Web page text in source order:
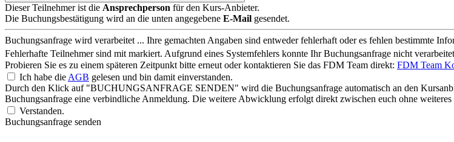
Dieser Teilnehmer ist die Ansprechperson für den Kurs-Anbieter.
Die Buchungsbestätigung wird an die unten angegebene E-Mail gesendet.
Buchungsanfrage wird verarbeitet ... Ihre gemachten Angaben sind entweder fehlerhaft oder es fehlen bestimmte
Fehlerhafte Teilnehmer sind mit markiert. Aufgrund eines Systemfehlers konnte Ihr Buchungsanfrage nicht
Probieren Sie es zu einem späteren Zeitpunkt bitte erneut oder kontaktieren Sie das FDM Team direkt: FDM Team
Ich habe die AGB gelesen und bin damit einverstanden.
Durch den Klick auf "BUCHUNGSANFRAGE SENDEN" wird die Buchungsanfrage automatisch an den
Buchungsanfrage eine verbindliche Anmeldung. Die weitere Abwicklung erfolgt direkt zwischen euch ohne
Verstanden.
Buchungsanfrage senden